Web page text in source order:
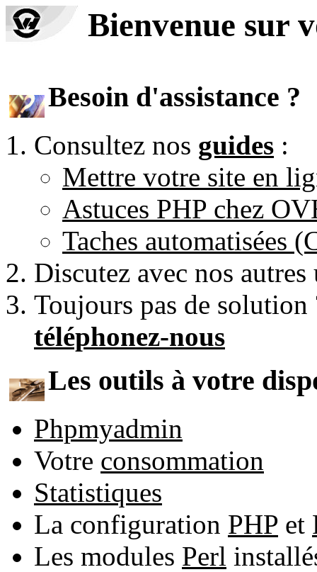
Bienvenue sur
Besoin d'assistance ?
Consultez nos guides :
Mettre votre site en
Astuces PHP chez
Taches automatisées
Discutez avec nos
Toujours pas de
téléphonez-nous
Les outils à votre
Phpmyadmin
Votre consommation
Statistiques
La configuration PHP et
Les modules Perl